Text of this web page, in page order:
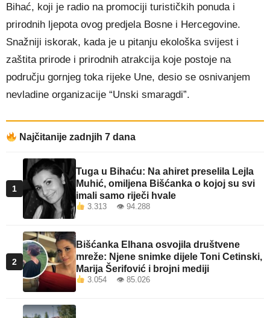
Bihać, koji je radio na promociji turističkih ponuda i
prirodnih ljepota ovog predjela Bosne i Hercegovine.
Snažniji iskorak, kada je u pitanju ekološka svijest i
zaštita prirode i prirodnih atrakcija koje postoje na
području gornjeg toka rijeke Une, desio se osnivanjem
nevladine organizacije “Unski smaragdi”.
Najčitanije zadnjih 7 dana
1
Tuga u Bihaću: Na ahiret preselila Lejla
Muhić, omiljena Bišćanka o kojoj su svi
imali samo riječi hvale
3.313 👁 94.288
2
Bišćanka Elhana osvojila društvene
mreže: Njene snimke dijele Toni Cetinski,
Marija Šerifović i brojni mediji
3.054 👁 85.026